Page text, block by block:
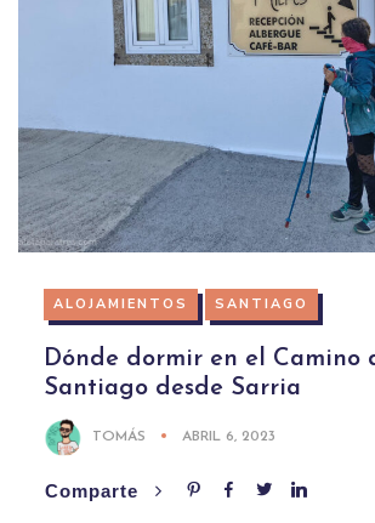
ALOJAMIENTOS SANTIAGO
Dónde dormir en el Camino
Santiago desde Sarria
TOMÁS ABRIL 6, 2023
Comparte